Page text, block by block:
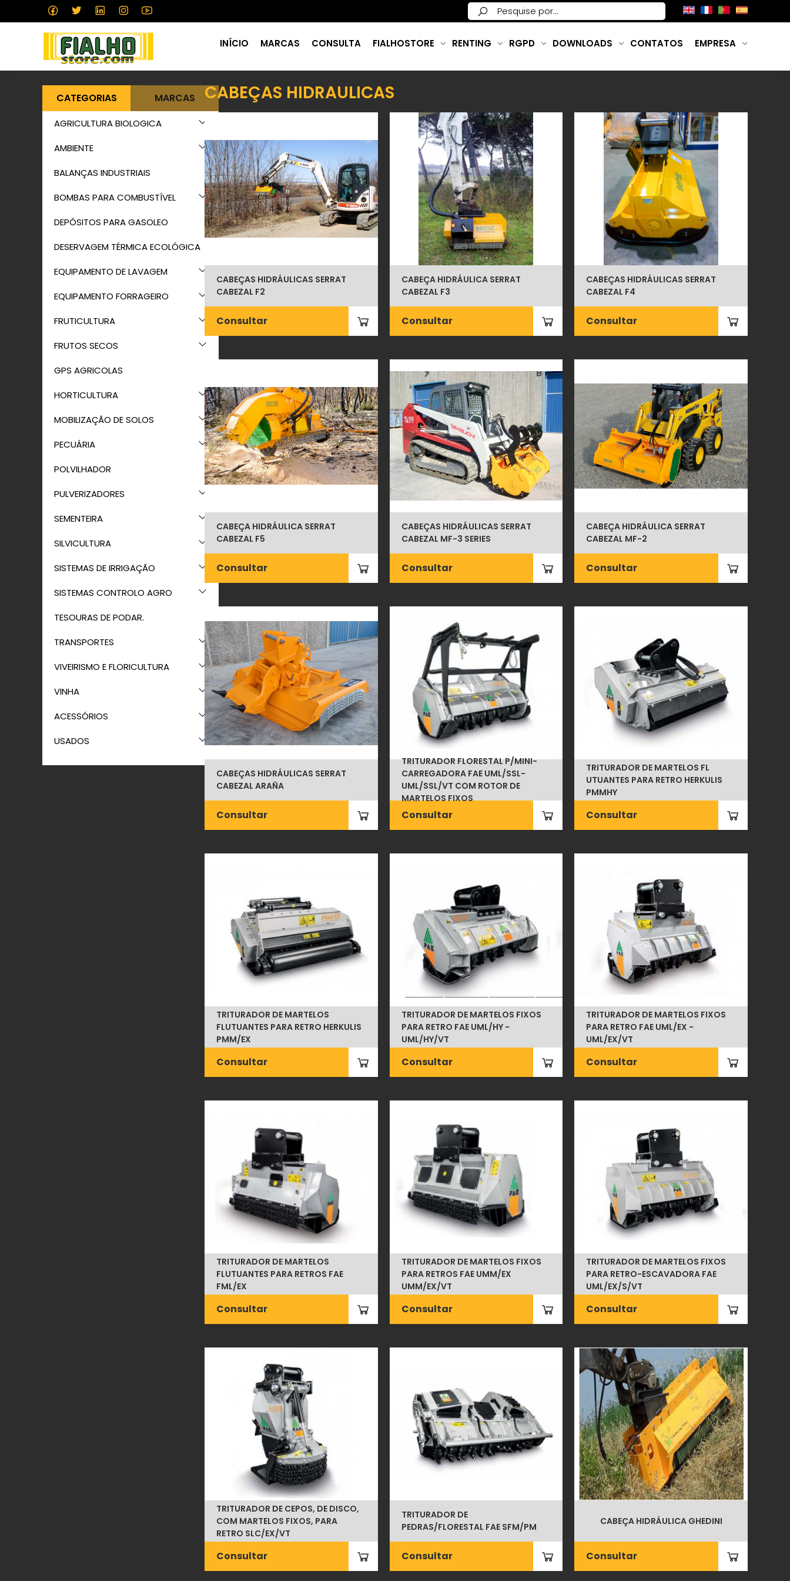
INÍCIO MARCAS CONSULTA FIALHOSTORE RENTING RGPD DOWNLOADS CONTATOS EMPRESA
CATEGORIAS MARCAS
AGRICULTURA BIOLOGICA
AMBIENTE
BALANÇAS INDUSTRIAIS
BOMBAS PARA COMBUSTÍVEL
DEPÓSITOS PARA GASOLEO
DESERVAGEM TÉRMICA ECOLÓGICA
EQUIPAMENTO DE LAVAGEM
EQUIPAMENTO FORRAGEIRO
FRUTICULTURA
FRUTOS SECOS
GPS AGRICOLAS
HORTICULTURA
MOBILIZAÇÃO DE SOLOS
PECUÁRIA
POLVILHADOR
PULVERIZADORES
SEMENTEIRA
SILVICULTURA
SISTEMAS DE IRRIGAÇÃO
SISTEMAS CONTROLO AGRO
TESOURAS DE PODAR.
TRANSPORTES
VIVEIRISMO E FLORICULTURA
VINHA
ACESSÓRIOS
USADOS
CABEÇAS HIDRAULICAS
CABEÇAS HIDRÁULICAS SERRAT
CABEZAL F2
Consultar
CABEÇA HIDRÁULICA SERRAT
CABEZAL F3
Consultar
CABEÇAS HIDRÁULICAS SERRAT
CABEZAL F4
Consultar
CABEÇA HIDRÁULICA SERRAT
CABEZAL F5
Consultar
CABEÇAS HIDRÁULICAS SERRAT
CABEZAL MF-3 SERIES
Consultar
CABEÇA HIDRÁULICA SERRAT
CABEZAL MF-2
Consultar
CABEÇAS HIDRÁULICAS SERRAT
CABEZAL ARAÑA
Consultar
TRITURADOR FLORESTAL P/MINI-
CARREGADORA FAE UML/SSL-
UML/SSL/VT COM ROTOR DE
MARTELOS FIXOS
Consultar
TRITURADOR DE MARTELOS FL
UTUANTES PARA RETRO HERKULIS
PMMHY
Consultar
TRITURADOR DE MARTELOS
FLUTUANTES PARA RETRO HERKULIS
PMM/EX
Consultar
TRITURADOR DE MARTELOS FIXOS
PARA RETRO FAE UML/HY -
UML/HY/VT
Consultar
TRITURADOR DE MARTELOS FIXOS
PARA RETRO FAE UML/EX -
UML/EX/VT
Consultar
TRITURADOR DE MARTELOS
FLUTUANTES PARA RETROS FAE
FML/EX
Consultar
TRITURADOR DE MARTELOS FIXOS
PARA RETROS FAE UMM/EX
UMM/EX/VT
Consultar
TRITURADOR DE MARTELOS FIXOS
PARA RETRO-ESCAVADORA FAE
UML/EX/S/VT
Consultar
TRITURADOR DE CEPOS, DE DISCO,
COM MARTELOS FIXOS, PARA
RETRO SLC/EX/VT
Consultar
TRITURADOR DE
PEDRAS/FLORESTAL FAE SFM/PM
Consultar
CABEÇA HIDRÁULICA GHEDINI
Consultar